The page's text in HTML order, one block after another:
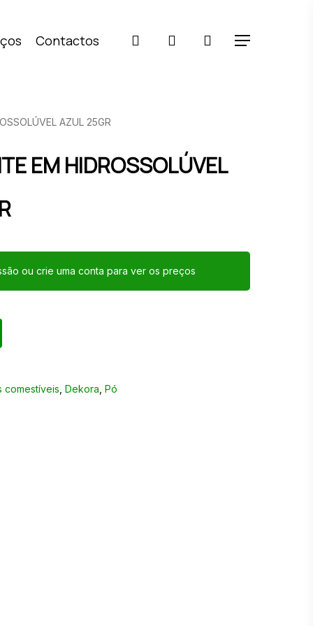
Contactos pesquisaraccount Menu
AZUL 25GR
EM HIDROSSOLÚVEL
ou crie uma conta para ver os preços
comestíveis ,Dekora ,Pó